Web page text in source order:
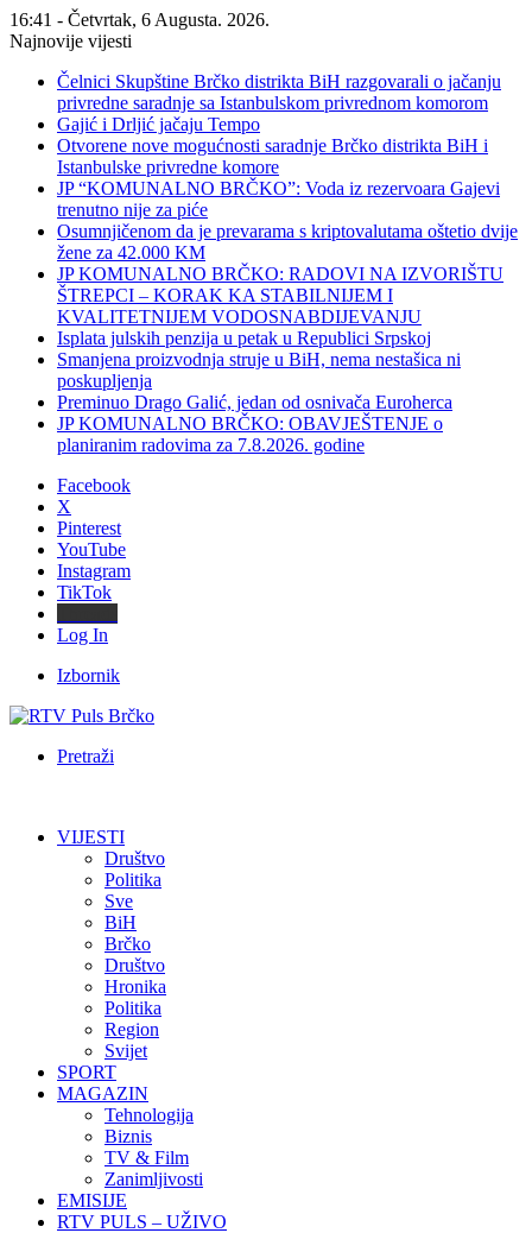
16:41 - Četvrtak, 6 Augusta. 2026.
Najnovije vijesti
Čelnici Skupštine Brčko distrikta BiH razgovarali o jačanju
privredne saradnje sa Istanbulskom privrednom komorom
Gajić i Drljić jačaju Tempo
Otvorene nove mogućnosti saradnje Brčko distrikta BiH i
Istanbulske privredne komore
JP “KOMUNALNO BRČKO”: Voda iz rezervoara Gajevi
trenutno nije za piće
Osumnjičenom da je prevarama s kriptovalutama oštetio dvije
žene za 42.000 KM
JP KOMUNALNO BRČKO: RADOVI NA IZVORIŠTU
ŠTREPCI – KORAK KA STABILNIJEM I
KVALITETNIJEM VODOSNABDIJEVANJU
Isplata julskih penzija u petak u Republici Srpskoj
Smanjena proizvodnja struje u BiH, nema nestašica ni
poskupljenja
Preminuo Drago Galić, jedan od osnivača Euroherca
JP KOMUNALNO BRČKO: OBAVJEŠTENJE o
planiranim radovima za 7.8.2026. godine
Facebook
X
Pinterest
YouTube
Instagram
TikTok
Log In
Izbornik
Pretraži
VIJESTI
Društvo
Politika
Sve
BiH
Brčko
Društvo
Hronika
Politika
Region
Svijet
SPORT
MAGAZIN
Tehnologija
Biznis
TV & Film
Zanimljivosti
EMISIJE
RTV PULS – UŽIVO